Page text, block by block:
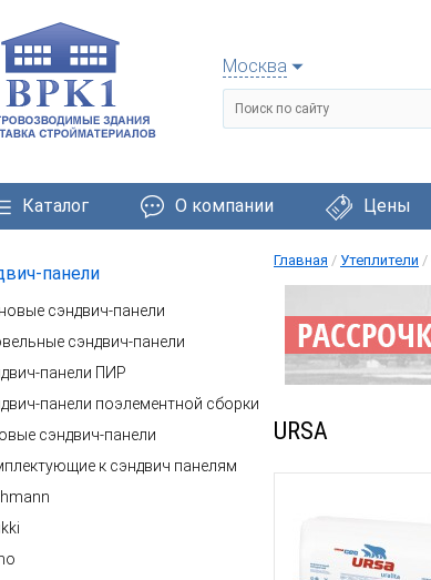
Черепица
Москва
Каталог О компании Цены
панели
сэндвич-панели
сэндвич-панели
панели ПИР
панели поэлементной сборки
сэндвич-панели
к сэндвич панелям
Главная / Утеплители /
URSA